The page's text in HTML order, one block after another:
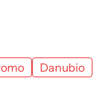
Danubio